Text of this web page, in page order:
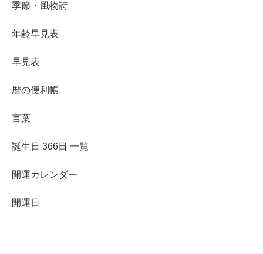
季節・風物詩
年齢早見表
早見表
暦の便利帳
言葉
誕生日 366日 一覧
開運カレンダー
開運日